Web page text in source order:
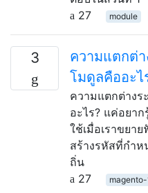
27
module
3
ความแตกต่
โมดูลคืออะไ
ความแตกต่างร
อะไร? แค่อยา
ใช้เมื่อเราขยา
สร้างรหัสที่กำห
ถิ่น
27
magento-